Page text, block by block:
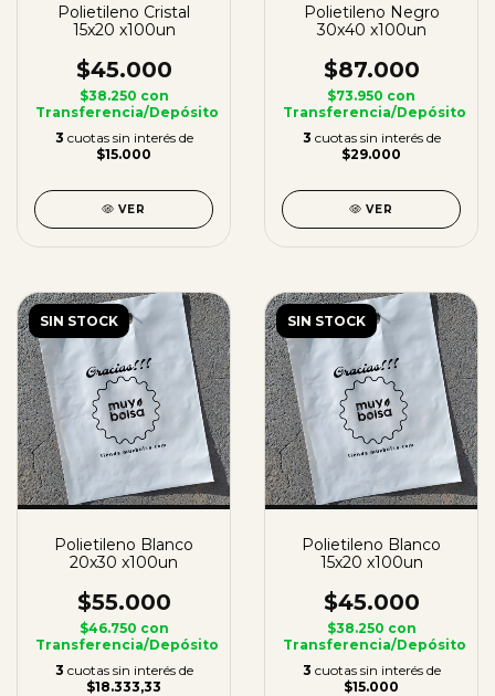
Polietileno Cristal
15x20 x100un
$45.000
$38.250 con
Transferencia/Depósito
3 cuotas sin interés de
$15.000
VER
Polietileno Negro
30x40 x100un
$87.000
$73.950 con
Transferencia/Depósito
3 cuotas sin interés de
$29.000
VER
SIN STOCK
Polietileno Blanco
20x30 x100un
$55.000
$46.750 con
Transferencia/Depósito
3 cuotas sin interés de
$18.333,33
SIN STOCK
Polietileno Blanco
15x20 x100un
$45.000
$38.250 con
Transferencia/Depósito
3 cuotas sin interés de
$15.000